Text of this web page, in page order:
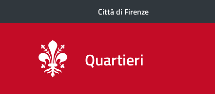
Città di Firenze
Quartieri